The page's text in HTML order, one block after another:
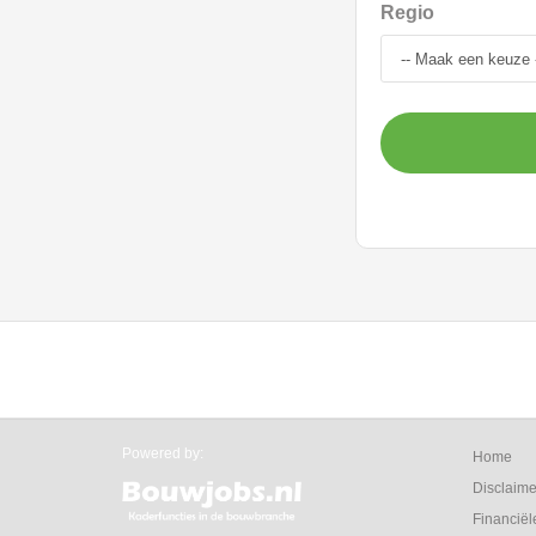
Regio
Powered by:
Home